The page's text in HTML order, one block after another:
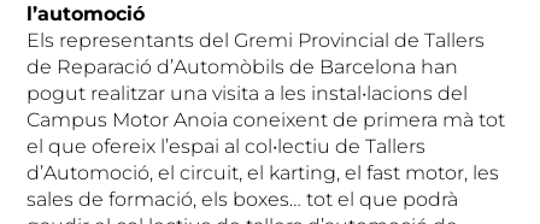
l’automoció
Els representants del Gremi Provincial de Tallers
de Reparació d’Automòbils de Barcelona han
pogut realitzar una visita a les instal•lacions del
Campus Motor Anoia coneixent de primera mà tot
el que ofereix l’espai al col•lectiu de Tallers
d’Automoció, el circuit, el karting, el fast motor, les
sales de formació, els boxes… tot el que podrà